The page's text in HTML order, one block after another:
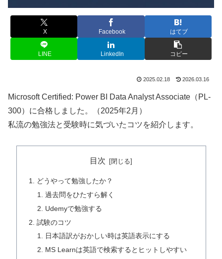
X Facebook はてブ
LINE LinkedIn コピー
2025.02.18 2026.03.16
Microsoft Certified: Power BI Data Analyst Associate（PL-
300）に合格しました。（2025年2月）
私流の勉強法と受験時に気づいたコツを紹介します。
目次
どうやって勉強したか？
過去問をひたすら解く
Udemyで勉強する
試験のコツ
日本語訳がおかしい時は英語表示にする
MS Learnは英語で検索するとヒットしやすい